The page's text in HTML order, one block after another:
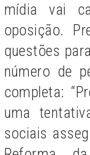
mídia vai
oposição.
questões
número de
completa:
uma
sociais